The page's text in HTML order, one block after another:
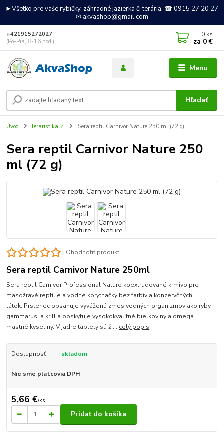
►Všetko pre vaše rybičky, záhradné jazierka či terária. ☎ 0915 27 20 27
✉ akvashop@gmail.com
Menu
Hľadať
+421915272027
(Po-Pia, 8-16 hod.)
0 ks
za 0 €
Úvod Teraristika ✓ Sera reptil Carnivor Nature 250 ml (72 g)
Sera reptil Carnivor Nature 250
ml (72 g)
Ohodnotiť produkt
Sera reptil Carnivor Nature 250ml
Sera reptil Carnivor Professional Nature koextrudované krmivo pre
mäsožravé reptílie a vodné korytnačky bez farbív a konzervčných
látok. Prstenec obsahuje vyváženú zmes vodných organizmov ako ryby,
gammarusi a krill a poskytuje vysokokvalitné bielkoviny a omega
mastné kyseliny. V jadre tablety sú ži... celý popis
Dostupnosť skladom
Nie sme platcovia DPH
5,66 €/ks
Pridať do košíka